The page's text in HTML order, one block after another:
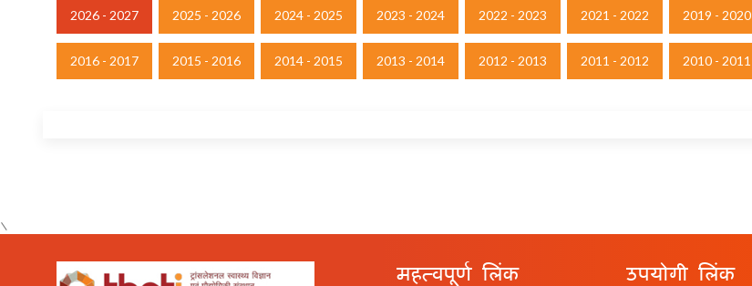
2026 - 2027 2025 - 2026 2024 - 2025 2023 - 2024 2022 - 2023 2021 - 2022 2019 - 2020
2016 - 2017 2015 - 2016 2014 - 2015 2013 - 2014 2012 - 2013 2011 - 2012 2010 - 2011
\
महत्वपूर्ण लिंक उपयोगी लिंक